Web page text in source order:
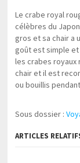
Le crabe royal
célèbres du
gros et sa chair a
goût est simple
les crabes royaux
chair et il est
ou bouillis
Sous dossier :
ARTICLES